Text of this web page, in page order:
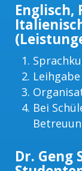
Englisch,
Bei
Dr. Geng